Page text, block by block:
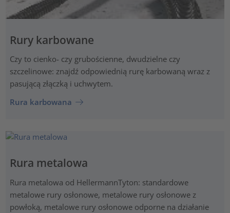
Rury karbowane
Czy to cienko- czy grubościenne, dwudzielne czy
szczelinowe: znajdź odpowiednią rurę karbowaną wraz z
pasującą złączką i uchwytem.
Rura karbowana
Rura metalowa
Rura metalowa od HellermannTyton: standardowe
metalowe rury osłonowe, metalowe rury osłonowe z
powłoką, metalowe rury osłonowe odporne na działanie